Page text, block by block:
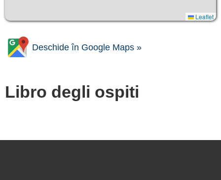
Leaflet
Deschide în Google Maps »
Libro degli ospiti